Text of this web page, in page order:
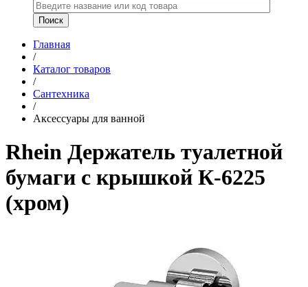
Главная
/
Каталог товаров
/
Сантехника
/
Аксессуары для ванной
Rhein Держатель туалетной
бумаги с крышкой К-6225
(хром)